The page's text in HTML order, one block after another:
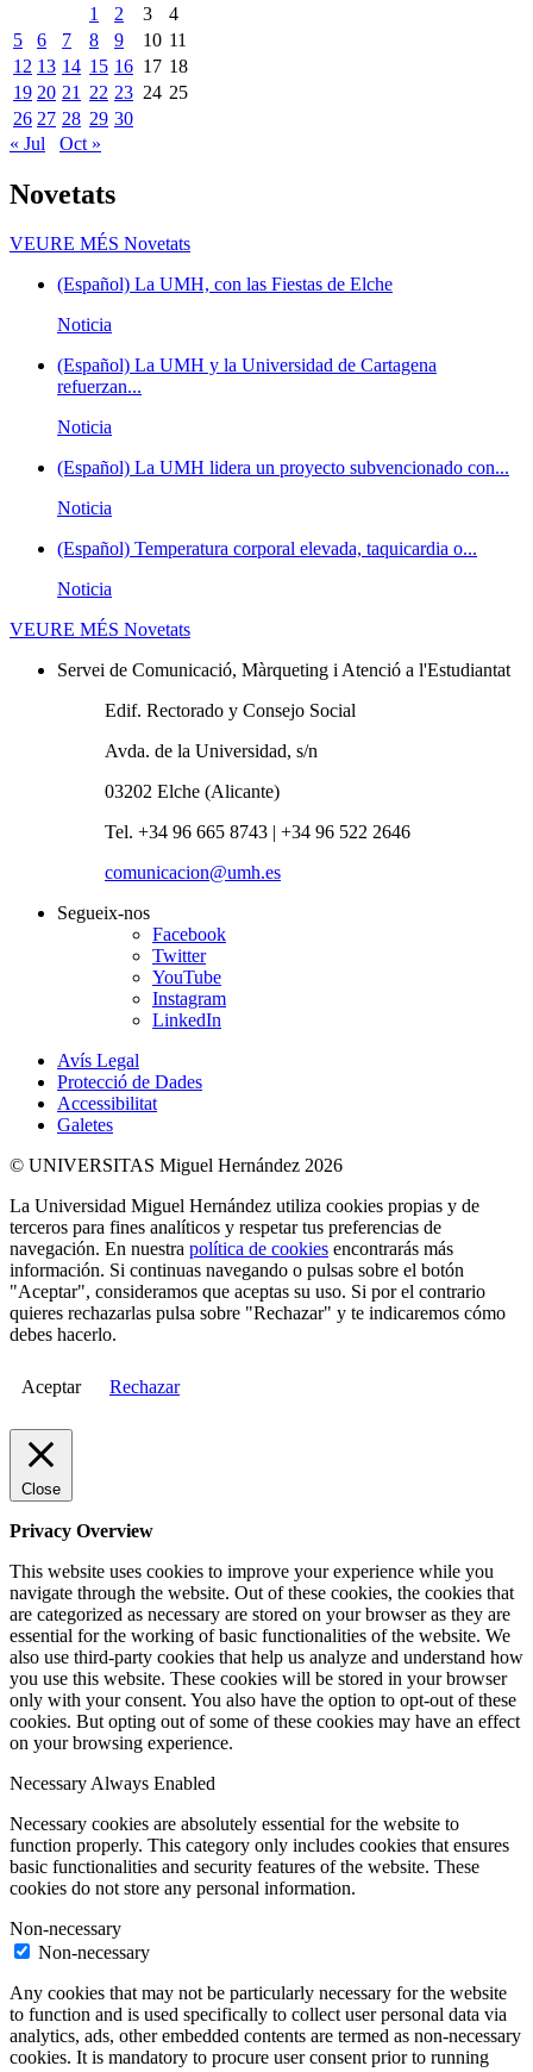
1
2 3
4
5
6 7 8 9 10 11
12 13 14 15 16 17 18
19 20 21 22 23 24 25
26 27 28 29 30
« Jul
Oct »
Novetats
VEURE MÉS Novetats
(Español) La UMH, con las Fiestas de Elche
Noticia
(Español) La UMH y la Universidad de Cartagena
refuerzan...
Noticia
(Español) La UMH lidera un proyecto subvencionado con...
Noticia
(Español) Temperatura corporal elevada, taquicardia o...
Noticia
VEURE MÉS Novetats
Servei de Comunicació, Màrqueting i Atenció a l'Estudiantat
Edif. Rectorado y Consejo Social
Avda. de la Universidad, s/n
03202 Elche (Alicante)
Tel. +34 96 665 8743 | +34 96 522 2646
comunicacion@umh.es
Segueix-nos
Facebook
Twitter
YouTube
Instagram
LinkedIn
Avís Legal
Protecció de Dades
Accessibilitat
Galetes
© UNIVERSITAS Miguel Hernández 2026
La Universidad Miguel Hernández utiliza cookies propias y de
terceros para fines analíticos y respetar tus preferencias de
navegación. En nuestra política de cookies encontrarás más
información. Si continuas navegando o pulsas sobre el botón
"Aceptar", consideramos que aceptas su uso. Si por el contrario
quieres rechazarlas pulsa sobre "Rechazar" y te indicaremos cómo
debes hacerlo.
Aceptar Rechazar
Close
Privacy Overview
This website uses cookies to improve your experience while you
navigate through the website. Out of these cookies, the cookies that
are categorized as necessary are stored on your browser as they are
essential for the working of basic functionalities of the website. We
also use third-party cookies that help us analyze and understand how
you use this website. These cookies will be stored in your browser
only with your consent. You also have the option to opt-out of these
cookies. But opting out of some of these cookies may have an effect
on your browsing experience.
NecessaryAlways Enabled
Necessary cookies are absolutely essential for the website to
function properly. This category only includes cookies that ensures
basic functionalities and security features of the website. These
cookies do not store any personal information.
Non-necessary
Non-necessary
Any cookies that may not be particularly necessary for the website
to function and is used specifically to collect user personal data via
analytics, ads, other embedded contents are termed as non-necessary
cookies. It is mandatory to procure user consent prior to running